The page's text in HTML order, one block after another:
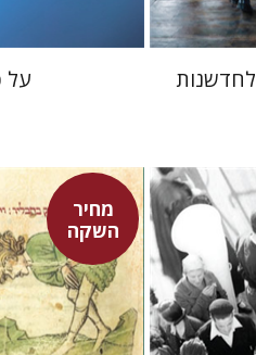
לחדשנות על
מחיר
השקה
אפרים שהם-